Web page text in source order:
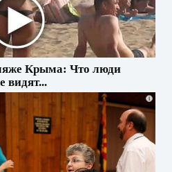
Крыма: Что люди
видят...
i